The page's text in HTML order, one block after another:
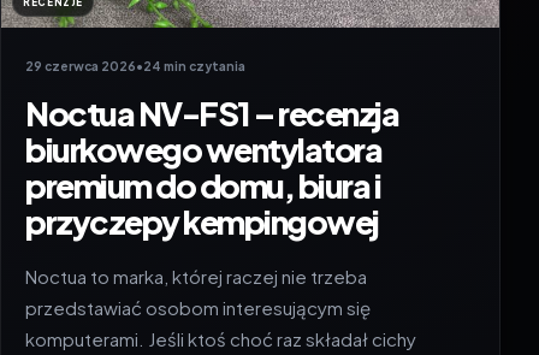
29 czerwca 2026•24 min czytania
Noctua NV-FS1 – recenzja
biurkowego wentylatora
premium do domu, biura i
przyczepy kempingowej
Noctua to marka, której raczej nie trzeba
przedstawiać osobom interesującym się
komputerami. Jeśli ktoś choć raz składał cichy